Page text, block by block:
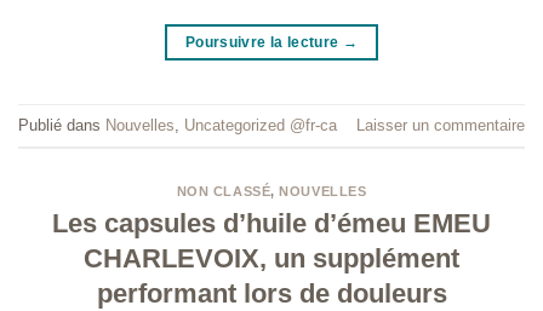
Poursuivre la lecture →
Publié dans Nouvelles Uncategorized @fr-ca Laisser un commentaire
NON CLASSÉ, NOUVELLES
Les capsules d’huile d’émeu EMEU
CHARLEVOIX, un supplément
performant lors de douleurs